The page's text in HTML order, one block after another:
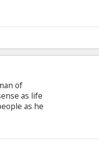
Так, в
с Белкой
of
as life
as he
and he